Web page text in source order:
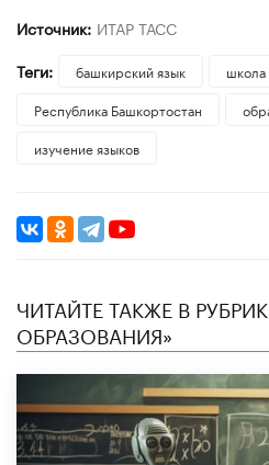
Источник: ИТАР ТАСС
Теги:
башкирский язык школа
Республика Башкортостан
изучение языков
ЧИТАЙТЕ ТАКЖЕ В
ОБРАЗОВАНИЯ»